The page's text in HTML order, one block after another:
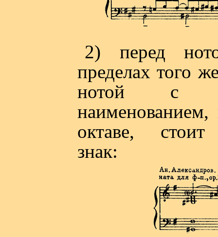
2) перед
пределах того
нотой с
октаве,
знак: